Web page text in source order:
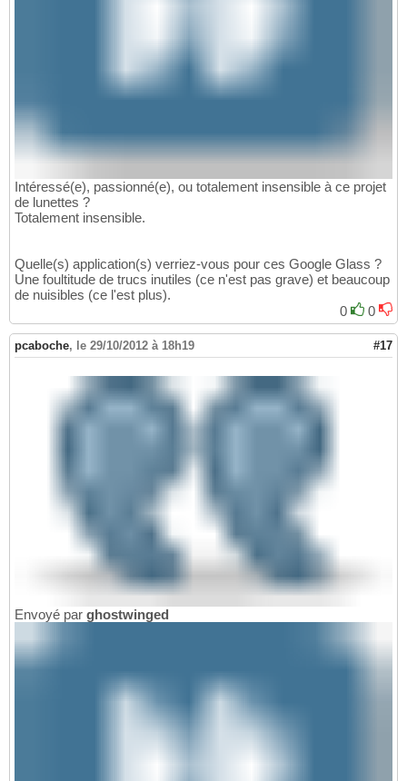
Intéressé(e), passionné(e), ou totalement insensible à ce projet
de lunettes ?
Totalement insensible.
Quelle(s) application(s) verriez-vous pour ces Google Glass ?
Une foultitude de trucs inutiles (ce n'est pas grave) et beaucoup
de nuisibles (ce l'est plus).
0
0
pcaboche, le 29/10/2012 à 18h19 #17
Envoyé par ghostwinged